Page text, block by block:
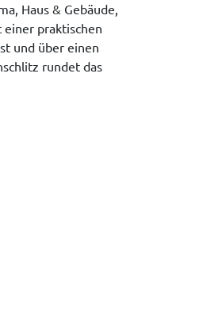
Haus & Gebäude,
praktischen
und über einen
rundet das